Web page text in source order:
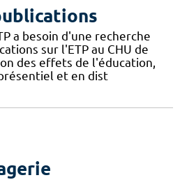
a besoin d'une recherche
sur l'ETP au CHU de
des effets de l'éducation,
et en dist